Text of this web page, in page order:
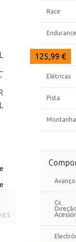
161,00 €
161,00 €
125,99 €
Race
Endurance
Gravel
Elétricas
Pista
Montanha
Cx.